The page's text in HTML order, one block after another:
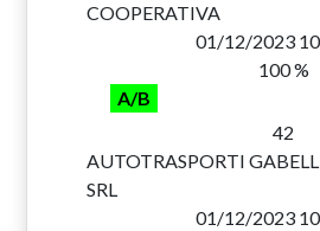
COOPERATIVA
01/12/2023
100 %
A/B
42
AUTOTRASPORTI
SRL
01/12/2023